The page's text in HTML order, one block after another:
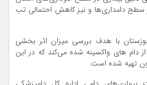
سطح دامداری‌ها و نیز کاهش احتمالی تب
با هدف بررسی میزان اثر بخشی
دام‌ های واکسینه شده می‌‌کند که در این
تهیه شده است.